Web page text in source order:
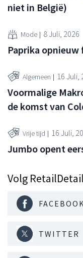
niet in België)
Mode 8 Juli, 2026
Paprika
Algemeen 16 Juli,
Voormalige
de komst van
Vrije tijd 16 Juli,
Jumbo opent
Volg RetailDetail
FACEBOOK
TWITTER